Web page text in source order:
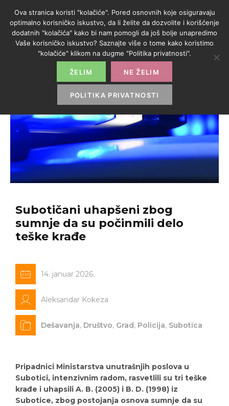
Subotičani uhapšeni zbog
sumnje da su počinmili delo
teške krađe
14. januar 2026.
Aleksandar Kokeza
Dešavanja, Društvo, Grad, Policija, Subotica
Pripadnici Ministarstva unutrašnjih poslova u
Subotici, intenzivnim radom, rasvetlili su tri teške
krađe i uhapsili A. B. (2005) i B. D. (1998) iz
Subotice, zbog postojanja osnova sumnje da su
Ova stranica koristi "kolačiće". Pored osnovnih koje osiguravaju
optimalno korisničko iskustvo, da li želite da dozvolite i korišćenje
dodatnih "kolačića" kako bi nam pomogli da još bolje unapredimo
Vaše korisničko iskustvo? Saznajte više o tome kako koristimo
"kolačiće" klikom na dugme "Politika privatnosti".
ŽELIM NE ŽELIM
POLITIKA PRIVATNOSTI